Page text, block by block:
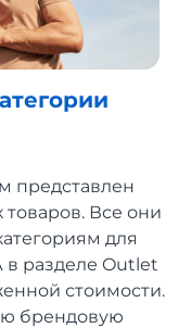
представлен
Все они
для
в разделе Outlet
стоимости.
брендовую